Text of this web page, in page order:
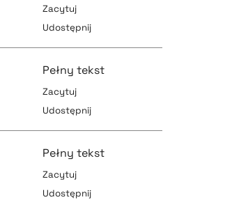
pobierz cytat
Zacytuj
Udostępnij
pobierz cytat
Pełny tekst
Zacytuj
Udostępnij
Pełny tekst
Zacytuj
Udostępnij